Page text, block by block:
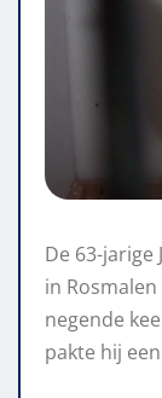
De 63-jarige
in
negende
pakte hij